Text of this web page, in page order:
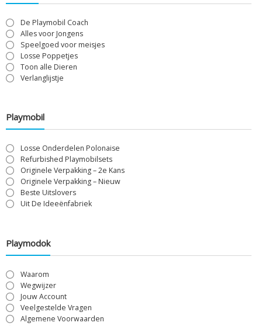
De Playmobil Coach
Alles voor Jongens
Speelgoed voor meisjes
Losse Poppetjes
Toon alle Dieren
Verlanglijstje
Playmobil
Losse Onderdelen Polonaise
Refurbished Playmobilsets
Originele Verpakking – 2e Kans
Originele Verpakking – Nieuw
Beste Uitslovers
Uit De Ideeënfabriek
Playmodok
Waarom
Wegwijzer
Jouw Account
Veelgestelde Vragen
Algemene Voorwaarden